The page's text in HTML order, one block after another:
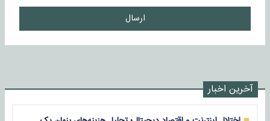
ارسال
آخرین اخبار